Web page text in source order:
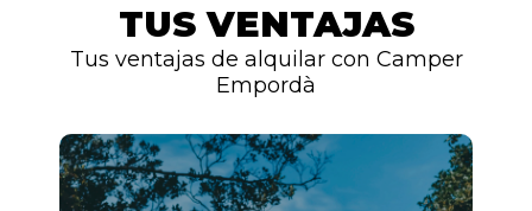
TUS VENTAJAS
Tus ventajas de alquilar con Camper
Empordà